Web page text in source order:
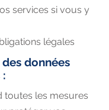
services si vous y
légales
données
toutes les mesures